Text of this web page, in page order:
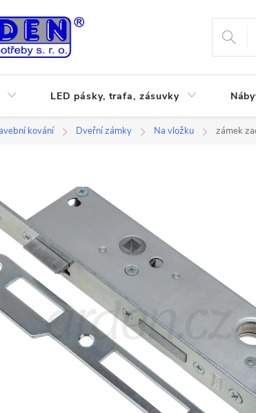
LED pásky, trafa, zásuvky
kování Dveřní zámky Na vložku zámek